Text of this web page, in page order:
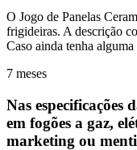
O Jogo de Panelas
frigideiras. A descrição
Caso ainda tenha
7 meses
Nas especificações
em fogões a gaz,
marketing ou